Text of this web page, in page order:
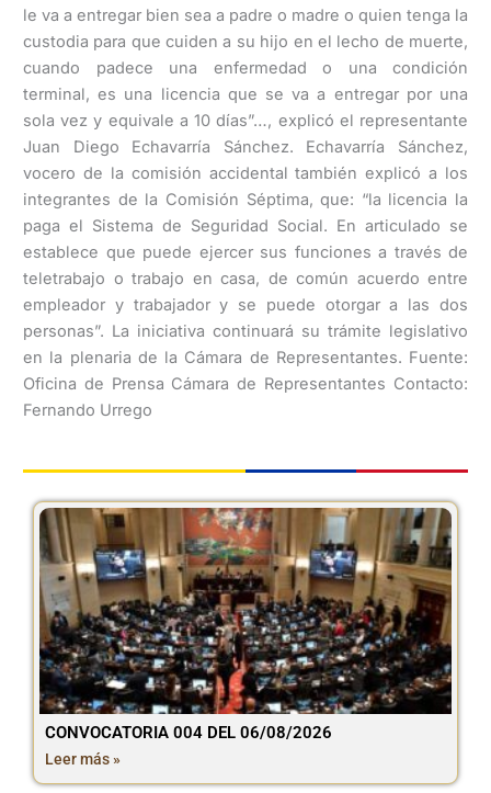
le va a entregar bien sea a padre o madre o quien tenga la
custodia para que cuiden a su hijo en el lecho de muerte,
cuando padece una enfermedad o una condición
terminal, es una licencia que se va a entregar por una
sola vez y equivale a 10 días”…, explicó el representante
Juan Diego Echavarría Sánchez. Echavarría Sánchez,
vocero de la comisión accidental también explicó a los
integrantes de la Comisión Séptima, que: “la licencia la
paga el Sistema de Seguridad Social. En articulado se
establece que puede ejercer sus funciones a través de
teletrabajo o trabajo en casa, de común acuerdo entre
empleador y trabajador y se puede otorgar a las dos
personas”. La iniciativa continuará su trámite legislativo
en la plenaria de la Cámara de Representantes. Fuente:
Oficina de Prensa Cámara de Representantes Contacto:
Fernando Urrego
CONVOCATORIA 004 DEL 06/08/2026
Leer más »